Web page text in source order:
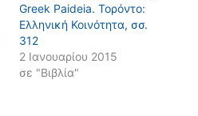
Greek Paideia. Τορόντο:
Ελληνική Κοινότητα, σσ.
312
2 Ιανουαρίου 2015
σε "Βιβλία"